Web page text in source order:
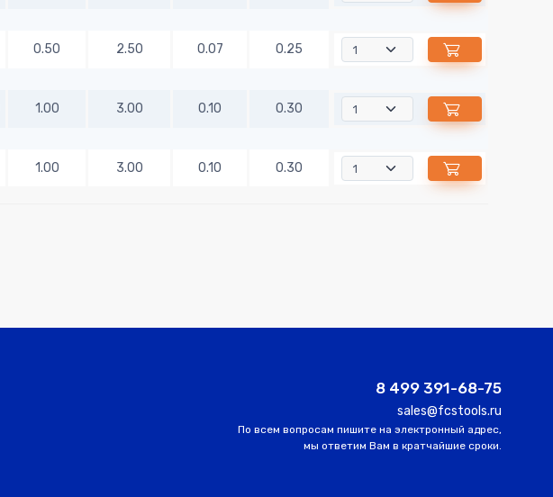
0.50 2.50 0.07 0.25
1.00 3.00 0.10 0.30
1.00 3.00 0.10 0.30
8 499 391-68-75
sales@fcstools.ru
По всем вопросам пишите на электронный адрес,
мы ответим Вам в кратчайшие сроки.